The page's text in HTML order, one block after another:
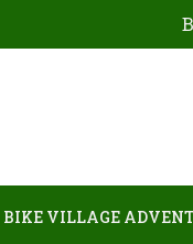
BIKE VILLAGE